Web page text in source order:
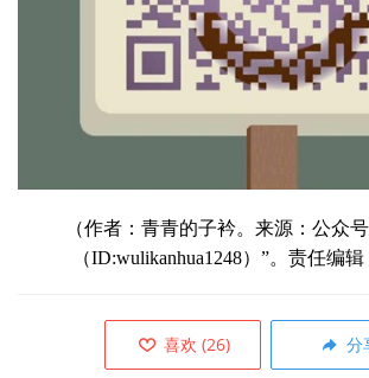
（作者：青青的子衿。来源：公众
（ID:wulikanhua1248）”。责任编辑
喜欢 (26) 分